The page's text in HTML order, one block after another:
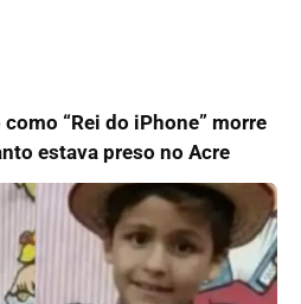
“Rei do iPhone” morre
estava preso no Acre